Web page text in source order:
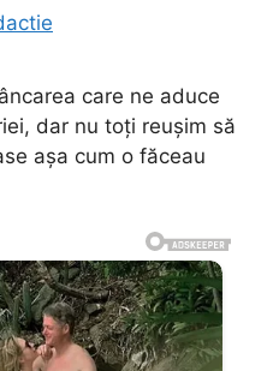
care ne aduce
dar nu toți reușim să
așa cum o făceau